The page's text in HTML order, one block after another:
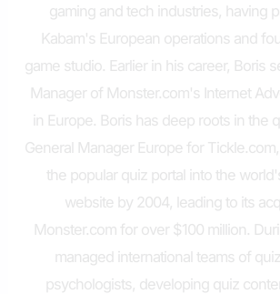
gaming and tech industries, having
Kabam's European operations and
game studio. Earlier in his career, Boris
Manager of Monster.com's Internet
in Europe. Boris has deep roots in the
General Manager Europe for
the popular quiz portal into the
website by 2004, leading to its
Monster.com for over $100 million.
managed international teams of
psychologists, developing quiz